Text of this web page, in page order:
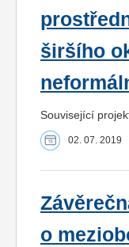
širšího
Související
02. 07. 2019
o